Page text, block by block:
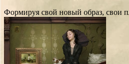
Формируя свой новый образ, свои